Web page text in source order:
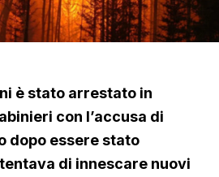
è stato arrestato in
con l’accusa di
dopo essere stato
di innescare nuovi